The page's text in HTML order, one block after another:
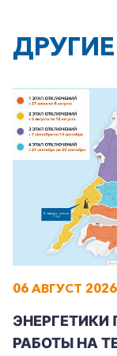
06 АВГУСТ 2026
ЭНЕРГЕТИКИ
РАБОТЫ НА